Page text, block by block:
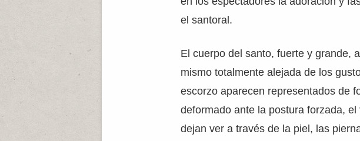
el santoral.
El cuerpo del santo, fuerte y grande,
mismo totalmente alejada de los
escorzo aparecen representados de
deformado ante la postura forzada,
dejan ver a través de la piel, las